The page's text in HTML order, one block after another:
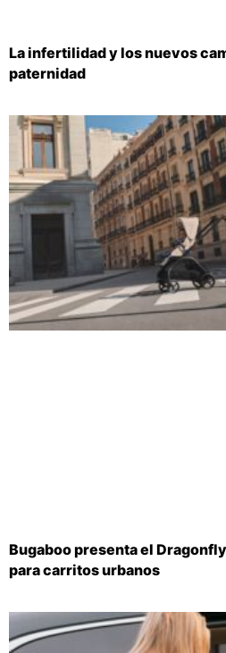
La infertilidad y los nuevos
paternidad
Bugaboo presenta el
para carritos urbanos